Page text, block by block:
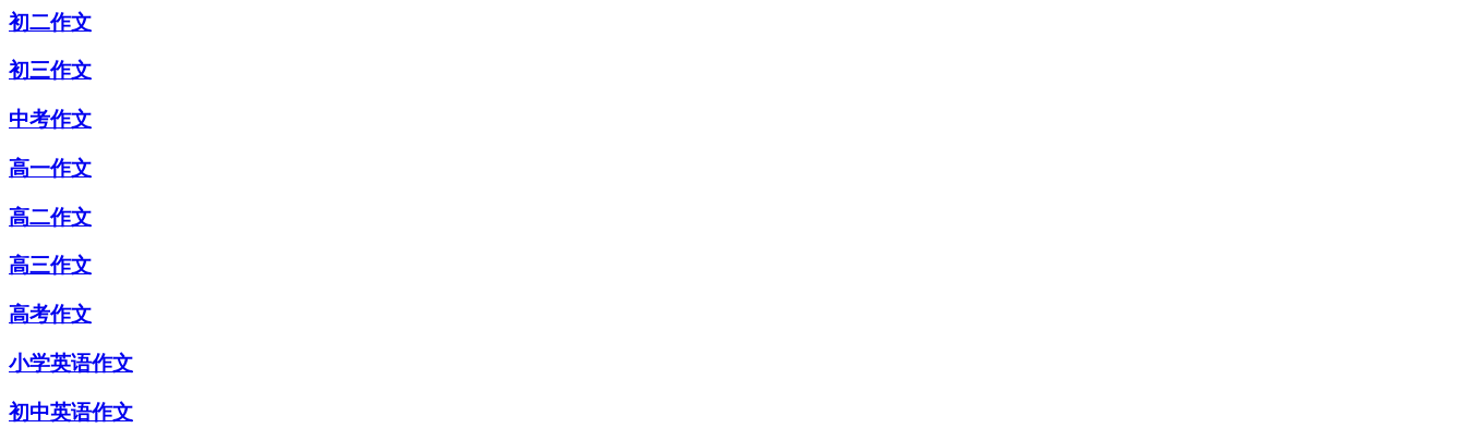
初二作文
初三作文
中考作文
高一作文
高二作文
高三作文
高考作文
小学英语作文
初中英语作文